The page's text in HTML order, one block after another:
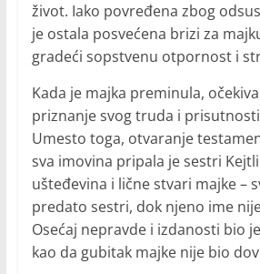
život. Iako povređena zbog
je ostala posvećena brizi za
gradeći sopstvenu otpornost i
Kada je majka preminula,
priznanje svog truda i
Umesto toga, otvaranje
sva imovina pripala je sestri
ušteđevina i lične stvari majke –
predato sestri, dok njeno ime
Osećaj nepravde i izdanosti bio
kao da gubitak majke nije bio